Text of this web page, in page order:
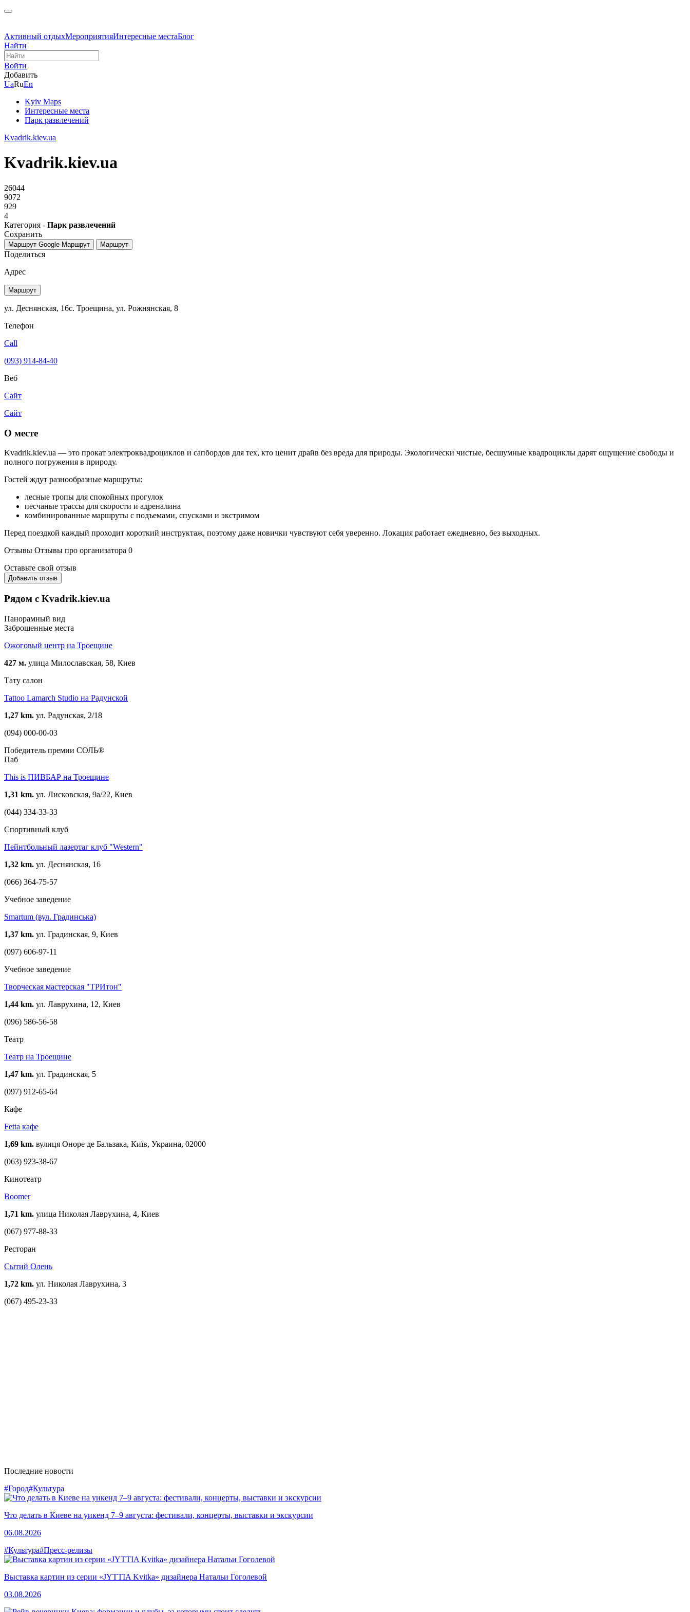
Активный отдыхМероприятияИнтересные местаБлог
Найти
Войти
Добавить
UaRuEn
Kyiv Maps
Интересные места
Парк развлечений
Kvadrik.kiev.ua
Kvadrik.kiev.ua
26044
9072
929
4
Категория - Парк развлечений
Сохранить
Маршрут Google Маршрут Маршрут
Поделиться
Адрес
Маршрут
ул. Деснянская, 16с. Троещина, ул. Рожнянская, 8
Телефон
Call
(093) 914-84-40
Веб
Сайт
Сайт
О месте
Kvadrik.kiev.ua — это прокат электроквадроциклов и сапбордов для тех, кто ценит драйв без вреда для природы. Экологически чистые, бесшумные квадроциклы дарят ощущение свободы и
полного погружения в природу.
Гостей ждут разнообразные маршруты:
лесные тропы для спокойных прогулок
песчаные трассы для скорости и адреналина
комбинированные маршруты с подъемами, спусками и экстримом
Перед поездкой каждый проходит короткий инструктаж, поэтому даже новички чувствуют себя уверенно. Локация работает ежедневно, без выходных.
Отзывы Отзывы про организатора 0
Оставьте свой отзыв
Добавить отзыв
Рядом с Kvadrik.kiev.ua
Панорамный вид
Заброшенные места
Ожоговый центр на Троещине
427 м. улица Милославская, 58, Киев
Тату салон
Tattoo Lamarch Studio на Радунской
1,27 km. ул. Радунская, 2/18
(094) 000-00-03
Победитель премии СОЛЬ®
Паб
This is ПИВБАР на Троещине
1,31 km. ул. Лисковская, 9а/22, Киев
(044) 334-33-33
Спортивный клуб
Пейнтбольный лазертаг клуб "Western"
1,32 km. ул. Деснянская, 16
(066) 364-75-57
Учебное заведение
Smartum (вул. Градинська)
1,37 km. ул. Градинская, 9, Киев
(097) 606-97-11
Учебное заведение
Творческая мастерская "ТРИтон"
1,44 km. ул. Лаврухина, 12, Киев
(096) 586-56-58
Театр
Театр на Троещине
1,47 km. ул. Градинская, 5
(097) 912-65-64
Кафе
Fetta кафе
1,69 km. вулиця Оноре де Бальзака, Київ, Украина, 02000
(063) 923-38-67
Кинотеатр
Boomer
1,71 km. улица Николая Лаврухина, 4, Киев
(067) 977-88-33
Ресторан
Сытий Олень
1,72 km. ул. Николая Лаврухина, 3
(067) 495-23-33
Последние новости
#Город#Культура
Что делать в Киеве на уикенд 7–9 августа: фестивали, концерты, выставки и экскурсии
06.08.2026
#Культура#Пресс-релизы
Выставка картин из серии «JYTTIA Kvitka» дизайнера Натальи Гоголевой
03.08.2026